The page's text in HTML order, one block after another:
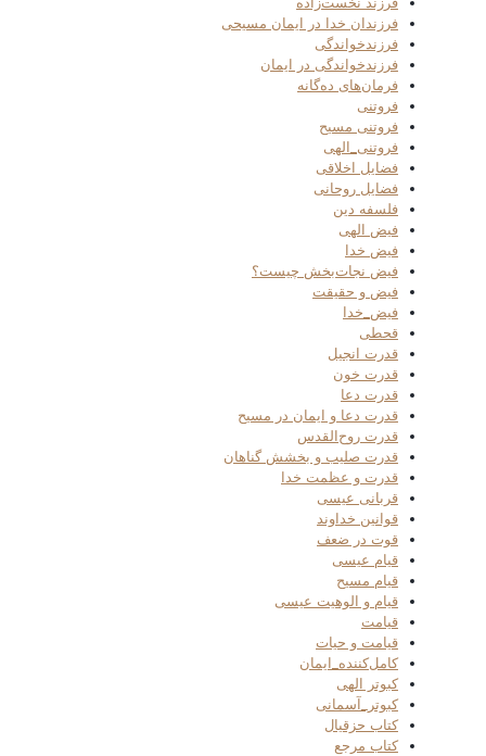
فرزندان خدا در ایمان مسیحی
فرزندخواندگی
فرزندخواندگی در ایمان
فرمان‌های ده‌گانه
فروتنی
فروتنی مسیح
فروتنی_الهی
فضایل اخلاقی
فضایل روحانی
فلسفه دین
فیض الهی
فیض خدا
فیض نجات‌بخش چیست؟
فیض و حقیقت
فیض_خدا
قحطی
قدرت انجیل
قدرت خون
قدرت دعا
قدرت دعا و ایمان در مسیح
قدرت روح‌القدس
قدرت صلیب و بخشش گناهان
قدرت و عظمت خدا
قربانی عیسی
قوانین خداوند
قوت در ضعف
قیام عیسی
قیام مسیح
قیام و الوهیت عیسی
قیامت
قیامت و حیات
کامل‌کننده_ایمان
کبوتر الهی
کبوتر_آسمانی
کتاب حزقیال
کتاب مرجع